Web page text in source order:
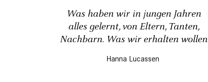
Was haben wir in jungen Jahren
alles gelernt, von Eltern, Tanten,
Nachbarn. Was wir erhalten wollen
Hanna Lucassen